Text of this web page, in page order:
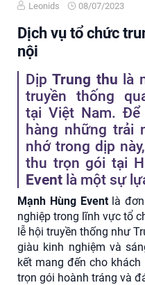
Leonids 08/07/2023
Dịch vụ tổ chức
nội
DịpTrung thu là
truyền thống
tại Việt Nam.
hàng những trải
nhớ trong dịp
thu trọn gói tại
Event là một sự
Mạnh Hùng Eventlà đơn
nghiệp trong lĩnh vực tổ
lễ hội truyền thống như
giàu kinh nghiệm và
kết mang đến cho
trọn gói hoành tráng và